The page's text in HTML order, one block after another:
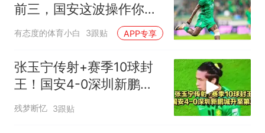
前三，国安这波操作你敢
信？
有态度的体育小白 3跟贴 APP专享
张玉宁传射+赛季10球封
王！国安4-0深圳新鹏城
升至第三
残梦断忆 3跟贴